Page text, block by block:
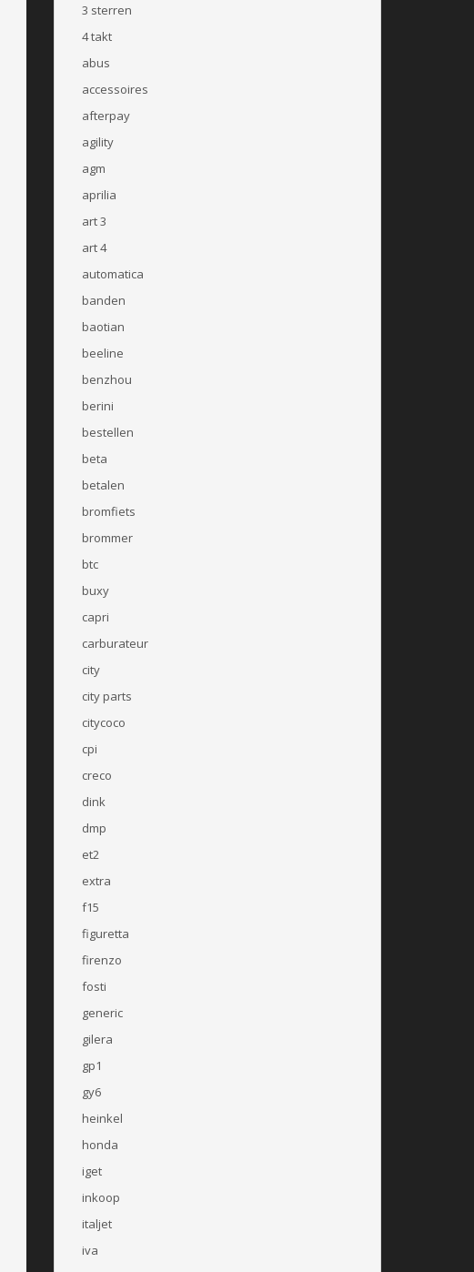
3 sterren
4 takt
abus
accessoires
afterpay
agility
agm
aprilia
art 3
art 4
automatica
banden
baotian
beeline
benzhou
berini
bestellen
beta
betalen
bromfiets
brommer
btc
buxy
capri
carburateur
city
city parts
citycoco
cpi
creco
dink
dmp
et2
extra
f15
figuretta
firenzo
fosti
generic
gilera
gp1
gy6
heinkel
honda
iget
inkoop
italjet
iva